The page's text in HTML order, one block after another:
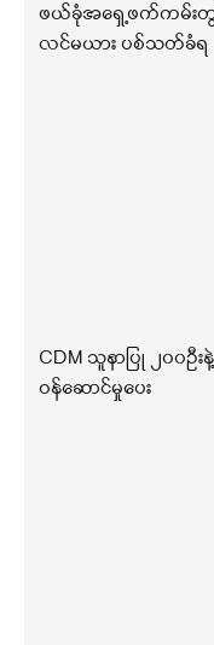
ဖယ်ခုံအရှေ့ဖက်ကမ်း
လင်မယား ပစ်သတ်ခံရ
CDM သူနာပြု ၂၀၀ဦ
ဝန်ဆောင်မှုပေး